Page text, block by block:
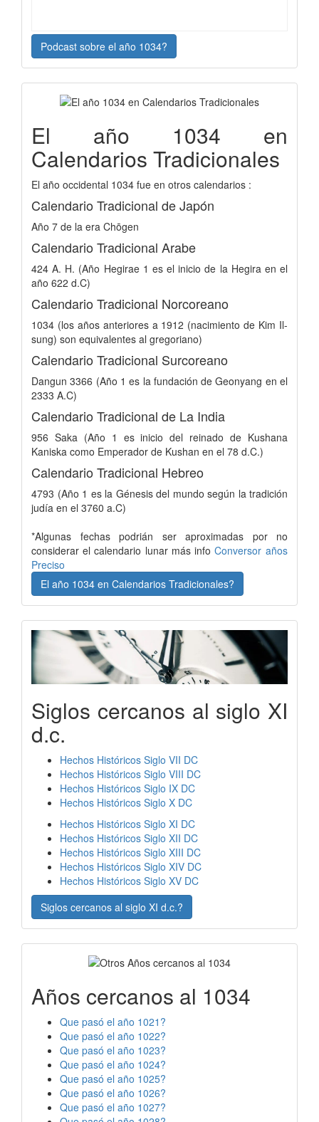
Podcast sobre el año 1034?
El año 1034 en
Calendarios Tradicionales
El año occidental 1034 fue en otros calendarios :
Calendario Tradicional de Japón
Año 7 de la era Chōgen
Calendario Tradicional Arabe
424 A. H. (Año Hegirae 1 es el inicio de la Hegira en el
año 622 d.C)
Calendario Tradicional Norcoreano
1034 (los años anteriores a 1912 (nacimiento de Kim Il-
sung) son equivalentes al gregoriano)
Calendario Tradicional Surcoreano
Dangun 3366 (Año 1 es la fundación de Geonyang en el
2333 A.C)
Calendario Tradicional de La India
956 Saka (Año 1 es inicio del reinado de Kushana
Kaniska como Emperador de Kushan en el 78 d.C.)
Calendario Tradicional Hebreo
4793 (Año 1 es la Génesis del mundo según la tradición
judía en el 3760 a.C)
*Algunas fechas podrián ser aproximadas por no
considerar el calendario lunar más info Conversor años
Preciso
El año 1034 en Calendarios Tradicionales?
Siglos cercanos al siglo XI
d.c.
Hechos Históricos Siglo VII DC
Hechos Históricos Siglo VIII DC
Hechos Históricos Siglo IX DC
Hechos Históricos Siglo X DC
Hechos Históricos Siglo XI DC
Hechos Históricos Siglo XII DC
Hechos Históricos Siglo XIII DC
Hechos Históricos Siglo XIV DC
Hechos Históricos Siglo XV DC
Siglos cercanos al siglo XI d.c.?
Años cercanos al 1034
Que pasó el año 1021?
Que pasó el año 1022?
Que pasó el año 1023?
Que pasó el año 1024?
Que pasó el año 1025?
Que pasó el año 1026?
Que pasó el año 1027?